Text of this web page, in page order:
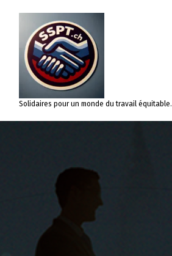
contenu
Solidaires pour un monde du travail équitable.